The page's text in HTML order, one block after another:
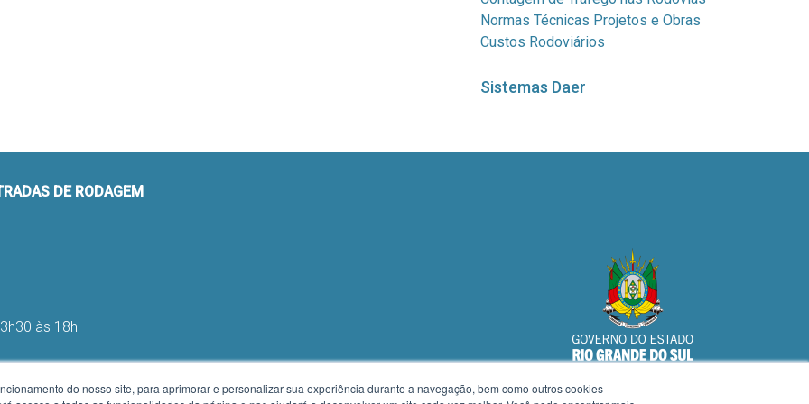
Normas Técnicas Projetos e Obras
Custos Rodoviários
Sistemas Daer
DE RODAGEM
às 18h
do nosso site, para aprimorar e personalizar sua experiência durante a navegação, bem como outros cookies